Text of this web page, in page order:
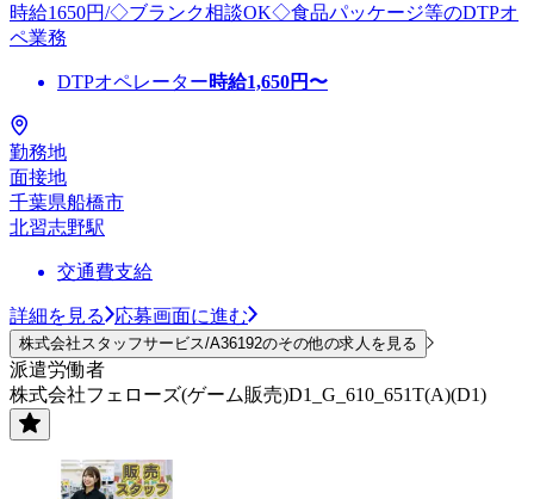
時給1650円/◇ブランク相談OK◇食品パッケージ等のDTPオ
ペ業務
DTPオペレーター時給1,650円〜
勤務地
面接地
千葉県船橋市
北習志野駅
交通費支給
詳細を見る 応募画面に進む
株式会社スタッフサービス/A36192のその他の求人を見る
派遣労働者
株式会社フェローズ(ゲーム販売)D1_G_610_651T(A)(D1)